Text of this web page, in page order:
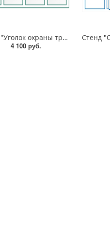
Стенд "Уголок охраны труда-8", 1050х800 мм, пластик 3 мм, карманы
4 100 руб.